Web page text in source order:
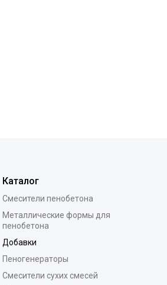
Каталог
Смесители пенобетона
Металлические формы для
пенобетона
Добавки
Пеногенераторы
Смесители сухих смесей